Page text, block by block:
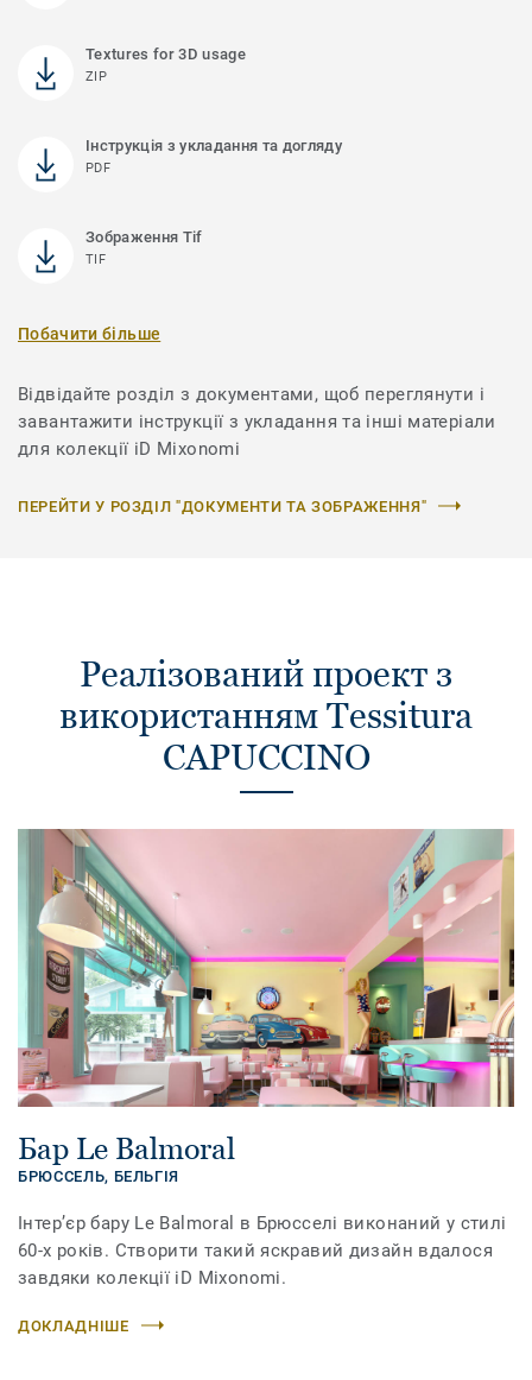
Textures for 3D usage
ZIP
Інструкція з укладання та догляду
PDF
Зображення Tif
TIF
Побачити більше
Відвідайте розділ з документами, щоб переглянути і
завантажити інструкції з укладання та інші матеріали
для колекції iD Mixonomi
ПЕРЕЙТИ У РОЗДІЛ "ДОКУМЕНТИ ТА ЗОБРАЖЕННЯ"
Реалізований проект з
використанням Tessitura
CAPUCCINO
Бар Le Balmoral
БРЮССЕЛЬ, БЕЛЬГІЯ
Інтер’єр бару Le Balmoral в Брюсселі виконаний у стилі
60-х років. Створити такий яскравий дизайн вдалося
завдяки колекції iD Mixonomi.
ДОКЛАДНІШЕ